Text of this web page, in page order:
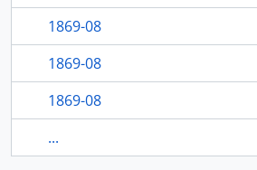
1869-08
1869-08
1869-08
...